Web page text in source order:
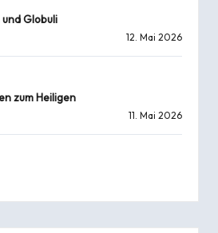
Globuli
12. Mai 2026
zum Heiligen
11. Mai 2026